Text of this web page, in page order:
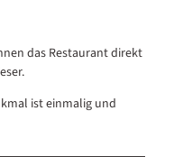
das Restaurant direkt
ist einmalig und